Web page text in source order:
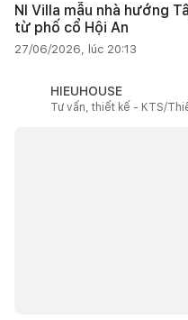
NI Villa mẫu nhà hướng
từ phố cổ Hội An
27/06/2026, lúc 20:13
HIEUHOUSE
Tư vấn, thiết kế - KTS/